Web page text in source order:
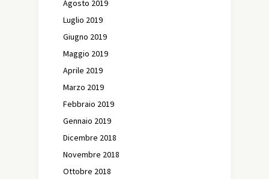
Agosto 2019
Luglio 2019
Giugno 2019
Maggio 2019
Aprile 2019
Marzo 2019
Febbraio 2019
Gennaio 2019
Dicembre 2018
Novembre 2018
Ottobre 2018